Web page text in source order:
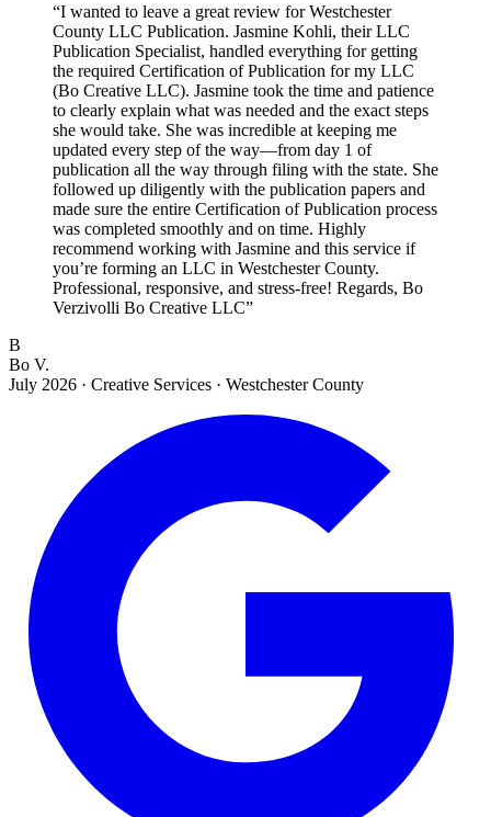
“I wanted to leave a great review for Westchester
County LLC Publication. Jasmine Kohli, their LLC
Publication Specialist, handled everything for getting
the required Certification of Publication for my LLC
(Bo Creative LLC). Jasmine took the time and patience
to clearly explain what was needed and the exact steps
she would take. She was incredible at keeping me
updated every step of the way—from day 1 of
publication all the way through filing with the state. She
followed up diligently with the publication papers and
made sure the entire Certification of Publication process
was completed smoothly and on time. Highly
recommend working with Jasmine and this service if
you’re forming an LLC in Westchester County.
Professional, responsive, and stress-free! Regards, Bo
Verzivolli Bo Creative LLC”
B
Bo V.
July 2026 · Creative Services · Westchester County